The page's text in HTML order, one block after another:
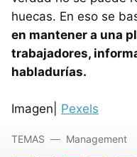
huecas. En eso se
en mantener a una
trabajadores,
habladurías.
Imagen| Pexels
TEMAS Management